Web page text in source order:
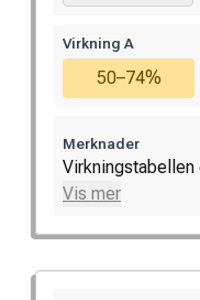
Virkning A
50–74%
Merknader
Virkningstabellen
Vis mer